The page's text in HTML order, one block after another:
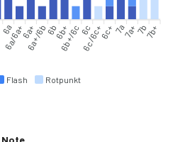
Flash Rotpunkt
6a
6a/6a+6a+
6a+/6b6b6b+
6b+/6c 6c
6c/6c+6c+ 7a7a+ 7b7b+
Note